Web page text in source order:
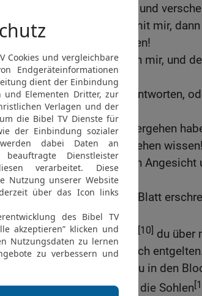
dann wollte ich schweigen und
20 Nur zweierlei tue nicht mit mir,
deinem Angesicht verbergen!
21 Entferne deine Hand von mir, und
nicht ängstigen!
22 Dann rufe, und ich will antworten,
erwidere mir!
23 Wie viele Sünden und Vergehen
Verbrechen und mein Vergehen wissen!
24 Warum verbirgst du dein
deinen Feind?
25 Willst du ein verwehtes Blatt
Halm nachjagen?
26 Denn Bitteres verhängst [10] du über
meiner Jugend lässt du mich
Und meine Füße legst du in den
meine Pfade, zeichnest dir die Sohlen